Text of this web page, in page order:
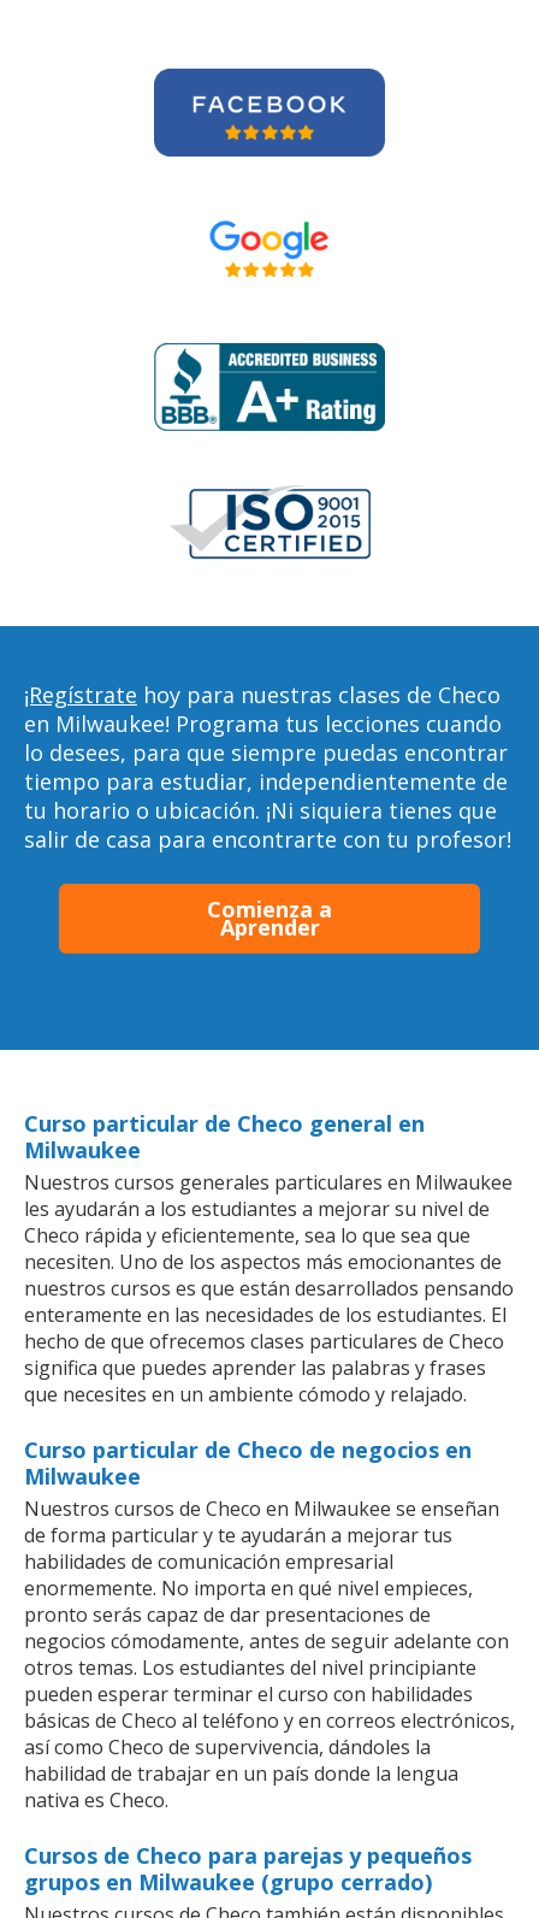
¡Regístrate hoy para nuestras clases de Checo
en Milwaukee! Programa tus lecciones cuando
lo desees, para que siempre puedas encontrar
tiempo para estudiar, independientemente de
tu horario o ubicación. ¡Ni siquiera tienes que
salir de casa para encontrarte con tu profesor!
Comienza a
Aprender
Curso particular de Checo general en
Milwaukee
Nuestros cursos generales particulares en Milwaukee
les ayudarán a los estudiantes a mejorar su nivel de
Checo rápida y eficientemente, sea lo que sea que
necesiten. Uno de los aspectos más emocionantes de
nuestros cursos es que están desarrollados pensando
enteramente en las necesidades de los estudiantes. El
hecho de que ofrecemos clases particulares de Checo
significa que puedes aprender las palabras y frases
que necesites en un ambiente cómodo y relajado.
Curso particular de Checo de negocios en
Milwaukee
Nuestros cursos de Checo en Milwaukee se enseñan
de forma particular y te ayudarán a mejorar tus
habilidades de comunicación empresarial
enormemente. No importa en qué nivel empieces,
pronto serás capaz de dar presentaciones de
negocios cómodamente, antes de seguir adelante con
otros temas. Los estudiantes del nivel principiante
pueden esperar terminar el curso con habilidades
básicas de Checo al teléfono y en correos electrónicos,
así como Checo de supervivencia, dándoles la
habilidad de trabajar en un país donde la lengua
nativa es Checo.
Cursos de Checo para parejas y pequeños
grupos en Milwaukee (grupo cerrado)